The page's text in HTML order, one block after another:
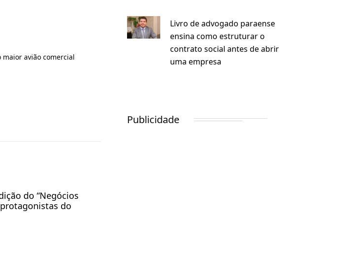
avião comercial
do “Negócios
do
Livro de advogado paraense
ensina como estruturar o
contrato social antes de abrir
uma empresa
Publicidade